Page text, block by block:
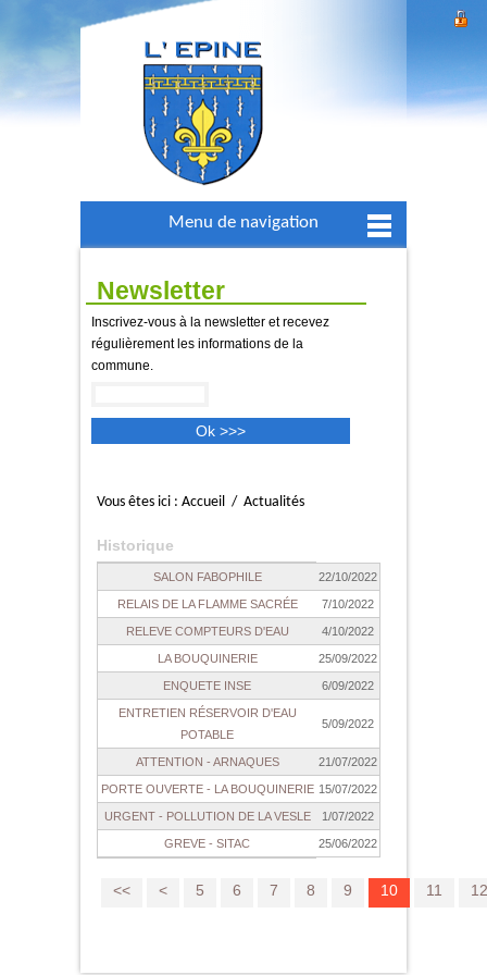
Menu de navigation
Newsletter
Inscrivez-vous à la newsletter et recevez
régulièrement les informations de la
commune.
Vous êtes ici : Accueil / Actualités
Historique
SALON FABOPHILE 22/10/2022
RELAIS DE LA FLAMME SACRÉE 7/10/2022
RELEVE COMPTEURS D'EAU 4/10/2022
LA BOUQUINERIE 25/09/2022
ENQUETE INSE 6/09/2022
ENTRETIEN RÉSERVOIR D'EAU
POTABLE
5/09/2022
ATTENTION - ARNAQUES 21/07/2022
PORTE OUVERTE - LA BOUQUINERIE 15/07/2022
URGENT - POLLUTION DE LA VESLE 1/07/2022
GREVE - SITAC 25/06/2022
<< < 5 6 7 8 9 10 11 12